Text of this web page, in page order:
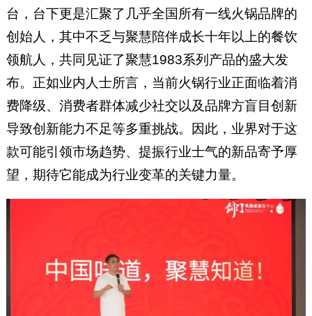
台，台下更是汇聚了几乎全国所有一线火锅品牌的
创始人，其中不乏与聚慧陪伴成长十年以上的餐饮
领航人，共同见证了聚慧1983系列产品的盛大发
布。正如业内人士所言，当前火锅行业正面临着消
费降级、消费者群体减少社交以及品牌方盲目创新
导致创新能力不足等多重挑战。因此，业界对于这
款可能引领市场趋势、提振行业士气的新品寄予厚
望，期待它能成为行业变革的关键力量。